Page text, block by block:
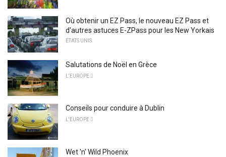
Où obtenir un EZ Pass, le nouveau EZ Pass et
d'autres astuces E-ZPass pour les New Yorkais
ÉTATS UNIS
Salutations de Noël en Grèce
L'EUROPE 
Conseils pour conduire à Dublin
L'EUROPE 
Wet 'n' Wild Phoenix